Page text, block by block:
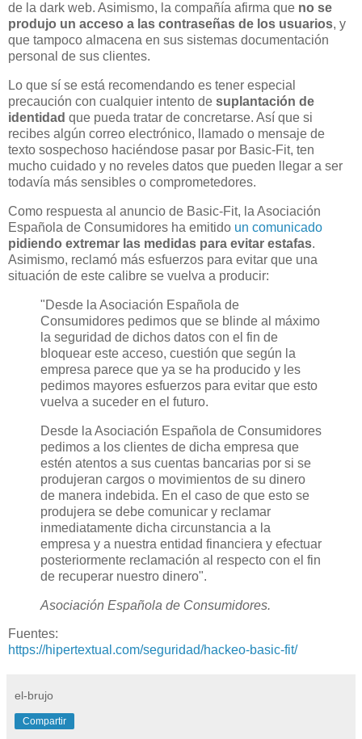
de la dark web. Asimismo, la compañía afirma que no se
produjo un acceso a las contraseñas de los usuarios, y
que tampoco almacena en sus sistemas documentación
personal de sus clientes.
Lo que sí se está recomendando es tener especial
precaución con cualquier intento de suplantación de
identidad que pueda tratar de concretarse. Así que si
recibes algún correo electrónico, llamado o mensaje de
texto sospechoso haciéndose pasar por Basic-Fit, ten
mucho cuidado y no reveles datos que pueden llegar a ser
todavía más sensibles o comprometedores.
Como respuesta al anuncio de Basic-Fit, la Asociación
Española de Consumidores ha emitido un comunicado
pidiendo extremar las medidas para evitar estafas.
Asimismo, reclamó más esfuerzos para evitar que una
situación de este calibre se vuelva a producir:
"Desde la Asociación Española de
Consumidores pedimos que se blinde al máximo
la seguridad de dichos datos con el fin de
bloquear este acceso, cuestión que según la
empresa parece que ya se ha producido y les
pedimos mayores esfuerzos para evitar que esto
vuelva a suceder en el futuro.
Desde la Asociación Española de Consumidores
pedimos a los clientes de dicha empresa que
estén atentos a sus cuentas bancarias por si se
produjeran cargos o movimientos de su dinero
de manera indebida. En el caso de que esto se
produjera se debe comunicar y reclamar
inmediatamente dicha circunstancia a la
empresa y a nuestra entidad financiera y efectuar
posteriormente reclamación al respecto con el fin
de recuperar nuestro dinero".
Asociación Española de Consumidores.
Fuentes:
https://hipertextual.com/seguridad/hackeo-basic-fit/
el-brujo
Compartir